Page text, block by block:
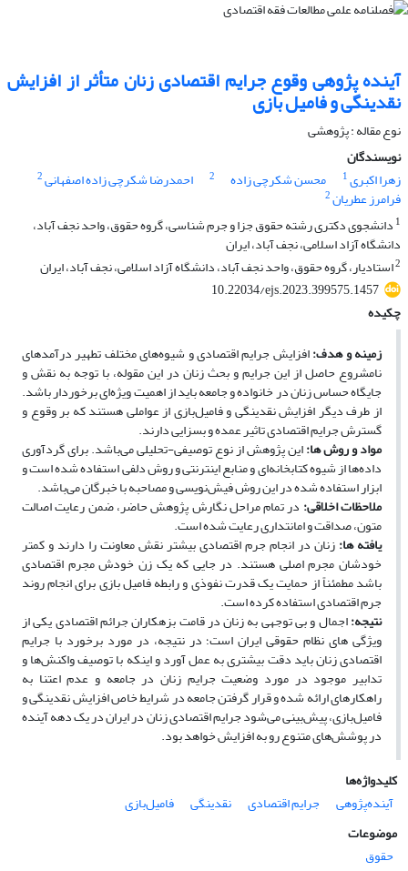
آینده پژوهی وقوع جرایم اقتصادی زنان متأثر از افزایش
نقدینگی و فامیل بازی
نوع مقاله : پژوهشی
نویسندگان
زهرا اکبری1 محسن شکرچی زاده 2 احمدرضا شکرچی زاده اصفهانی2
فرامرز عطریان2
1 دانشجوی دکتری رشته حقوق جزا و جرم شناسی، گروه حقوق، واحد نجف آباد،
دانشگاه آزاد اسلامی، نجف آباد، ایران
2استادیار، گروه حقوق، واحد نجف آباد، دانشگاه آزاد اسلامی، نجف آباد، ایران
10.22034/ejs.2023.399575.1457
چکیده
زمینه و هدف:افزایش جرایم اقتصادی و شیوه‌های مختلف تطهیر درآمدهای
نامشروع حاصل از این جرایم و بحث زنان در این مقوله، با توجه به نقش و
جایگاه حساس زنان در خانواده و جامعه باید از اهمیت ویژه‌ای برخوردار باشد.
از طرف دیگر افزایش نقدینگی و فامیل‌بازی از عواملی هستند که بر وقوع و
گسترش جرایم اقتصادی تاثیر عمده و بسزایی دارند.
مواد و روش­ ها:این پژوهش از نوع توصیفی-تحلیلی می‌باشد. برای گردآوری
داده‌ها از شیوه کتابخانه‌ای و منابع اینترنتی و روش دلفی استفاده شده است و
ابزار استفاده شده در این روش فیش‌نویسی و مصاحبه با خبرگان می‌باشد.
ملاحظات اخلاقی: در تمام مراحل نگارش پژوهش حاضر، ضمن رعایت اصالت
متون، صداقت و امانتداری رعایت شده است.
یافته­ ها:زنان در انجام جرم اقتصادی بیشتر نقش معاونت را دارند و کمتر
خودشان مجرم اصلی هستند. در جایی که یک زن خودش مجرم اقتصادی
باشد مطمئناً از حمایت یک قدرت نفوذی و رابطه فامیل ‌بازی برای انجام روند
جرم اقتصادی استفاده کرده است.
نتیجه:اجمال و بی توجهی به زنان در قامت بزهکاران جرائم اقتصادی یکی از
ویژگی های نظام حقوقی ایران است؛ در نتیجه، در مورد برخورد با جرایم
اقتصادی زنان باید دقت بیشتری به عمل آورد و اینکه با توصیف واکنش‌ها و
تدابیر موجود در مورد وضعیت جرایم زنان در جامعه و عدم اعتنا به
راهکارهای ارائه شده و قرار گرفتن جامعه در شرایط خاص افزایش نقدینگی و
فامیل‌بازی، پیش‌بینی می‌شود جرایم اقتصادی زنان در ایران در یک دهه آینده
در پوشش‌های متنوع رو به افزایش خواهد بود.
کلیدواژه‌ها
آینده‌پژوهی
جرایم اقتصادی نقدینگی
فامیل‌بازی
موضوعات
حقوق